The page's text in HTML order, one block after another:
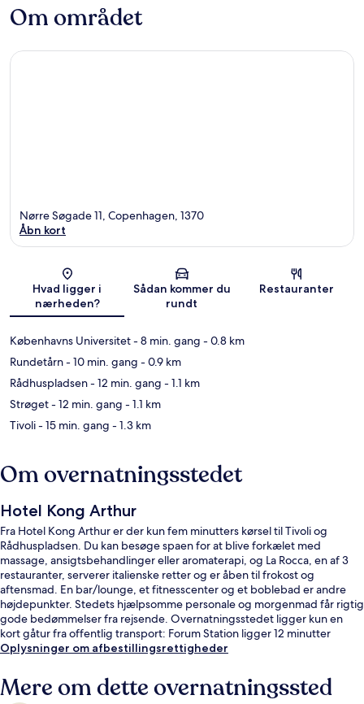
Om området
Kort
Nørre Søgade 11, Copenhagen, 1370
Åbn kort
Hvad ligger i
nærheden?
Sådan kommer du
rundt
Restauranter
Københavns Universitet- 8 min. gang - 0.8 km
Rundetårn- 10 min. gang - 0.9 km
Rådhuspladsen- 12 min. gang - 1.1 km
Strøget- 12 min. gang - 1.1 km
Tivoli- 15 min. gang - 1.3 km
Om overnatningsstedet
Hotel Kong Arthur
Fra Hotel Kong Arthur er der kun fem minutters kørsel til Tivoli og
Rådhuspladsen. Du kan besøge spaen for at blive forkælet med
massage, ansigtsbehandlinger eller aromaterapi, og La Rocca, en af 3
restauranter, serverer italienske retter og er åben til frokost og
aftensmad. En bar/lounge, et fitnesscenter og et boblebad er andre
højdepunkter. Stedets hjælpsomme personale og morgenmad får rigtig
gode bedømmelser fra rejsende. Overnatningsstedet ligger kun en
kort gåtur fra offentlig transport: Forum Station ligger 12 minutter
derfra.
Oplysninger om afbestillingsrettigheder
Mere om dette overnatningssted